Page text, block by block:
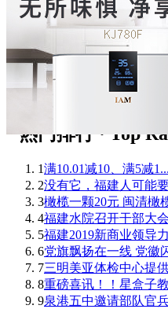
1满10.01减10、满5减
2没有它，福建人可能
3橄榄一颗20元 闽清橄
4福建水院召开干部大
5福建2019新商业领导
6党旗飘扬在一线 党徽
7三明美亚体检中心提
8重磅喜讯！！星盒子
9泉港五中邀请部队官